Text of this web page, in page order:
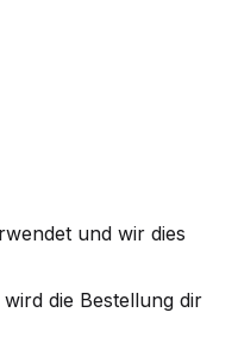
und wir dies
die Bestellung dir